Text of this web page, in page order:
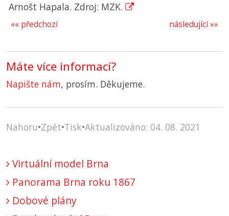
Arnošt Hapala. Zdroj: MZK.
následující »»
«« předchozí
Máte více informací?
Napište nám, prosím. Děkujeme.
Nahoru•Zpět•Tisk•Aktualizováno: 04. 08. 2021
Virtuální model Brna
Panorama Brna roku 1867
Dobové plány